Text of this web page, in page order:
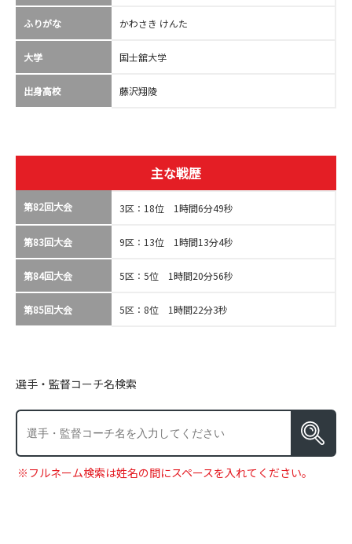
ふりがな かわさき けんた
大学 国士舘大学
出身高校 藤沢翔陵
主な戦歴
第82回大会 3区：18位 1時間6分49秒
第83回大会 9区：13位 1時間13分4秒
第84回大会 5区：5位 1時間20分56秒
第85回大会 5区：8位 1時間22分3秒
選手・監督コーチ名検索
※フルネーム検索は姓名の間にスペースを入れてください。